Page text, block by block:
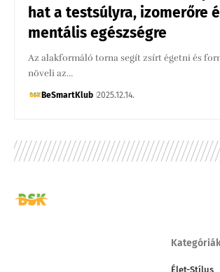
hat a testsúlyra, izomerőre
mentális egészségre
Az alakformáló torna segít zsírt égetni és
növeli az…
BeSmartKlub 2025.12.14.
Élet-Stílus